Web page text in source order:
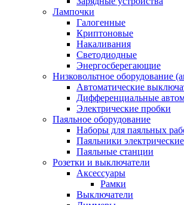
Лампочки
Галогенные
Криптоновые
Накаливания
Светодиодные
Энергосберегающие
Низковольтное оборудование
Автоматические
Дифференциальные
Электрические пробки
Паяльное оборудование
Наборы для паяльных
Паяльники электрические
Паяльные станции
Розетки и выключатели
Аксессуары
Рамки
Выключатели